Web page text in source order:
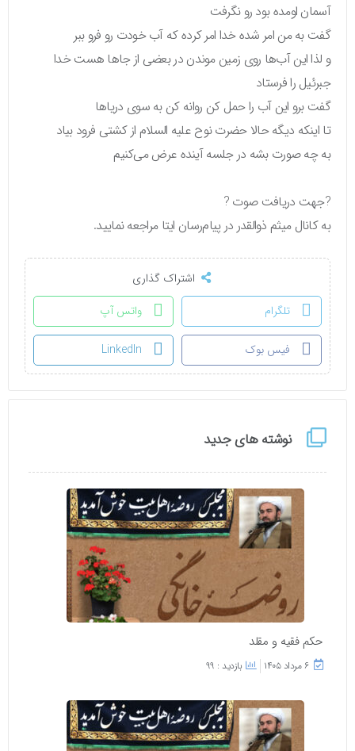
نوشته های جدید
حکم فقیه و مقلد
۶ مرداد ۱۴۰۵ بازدید : 99
آسمان اومده بود رو نگرفت
گفت به من امر شده خدا امر کرده که آب خودت رو فرو ببر
و لذا این آب‌ها روی زمین موندن در بعضی از جاها هست خدا
جبرئیل را فرستاد
گفت برو این آب را حمل کن روانه کن به سوی دریاها
تا اینکه دیگه حالا حضرت نوح علیه السلام از کشتی فرود بیاد
به چه صورت بشه در جلسه آینده عرض می‌کنیم
?جهت دریافت صوت ?
به کانال میثم ذوالقدر در پیام‌رسان ایتا مراجعه نمایید.
اشتراک گذاری
تلگرام
واتس آپ
فیس بوک LinkedIn